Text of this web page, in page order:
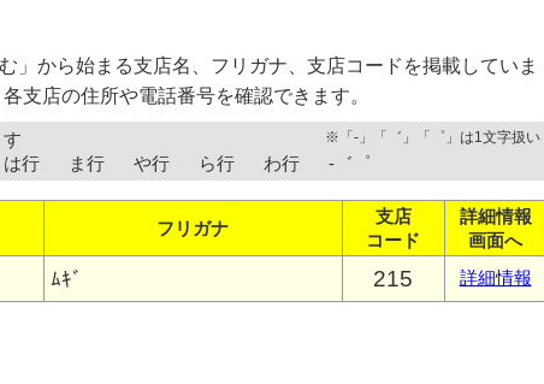
」から始まる支店名、フリガナ、支店コードを掲載していま
支店の住所や電話番号を確認できます。
※「-」「゛」「゜」は1文字扱い
は行 ま行 や行 ら行 わ行 -゛゜
フリガナ
支店
コード
詳細情報
画面へ
ﾑｷﾞ 215 詳細情報